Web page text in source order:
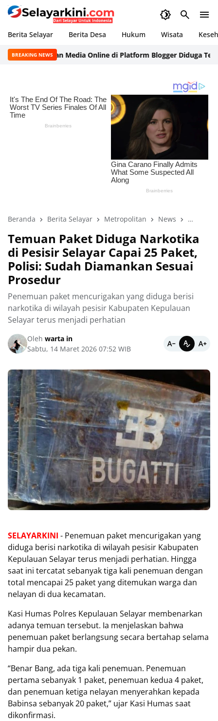
Berita Selayar Berita Desa Hukum Wisata
BREAKING NEWS
Blog dan Media Online di Platform Blogger Diduga
Beranda Berita Selayar Metropolitan News Selayar
Temuan Paket Diduga Narkotika
di Pesisir Selayar Capai 25 Paket,
Polisi: Sudah Diamankan Sesuai
Prosedur
Penemuan paket mencurigakan yang diduga berisi
narkotika di wilayah pesisir Kabupaten Kepulauan
Selayar terus menjadi perhatian
Oleh warta in
Sabtu, 14 Maret 2026 07:52 WIB
SELAYARKINI - Penemuan paket mencurigakan yang
diduga berisi narkotika di wilayah pesisir Kabupaten
Kepulauan Selayar terus menjadi perhatian. Hingga
saat ini tercatat sebanyak tiga kali penemuan dengan
total mencapai 25 paket yang ditemukan warga dan
nelayan di dua kecamatan.
Kasi Humas Polres Kepulauan Selayar membenarkan
adanya temuan tersebut. Ia menjelaskan bahwa
penemuan paket berlangsung secara bertahap selama
hampir dua pekan.
“Benar Bang, ada tiga kali penemuan. Penemuan
pertama sebanyak 1 paket, penemuan kedua 4 paket,
dan penemuan ketiga nelayan menyerahkan kepada
Babinsa sebanyak 20 paket,” ujar Kasi Humas saat
dikonfirmasi.